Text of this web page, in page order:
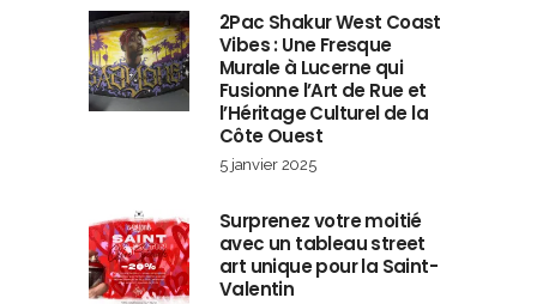
2Pac Shakur West Coast
Vibes : Une Fresque
Murale à Lucerne qui
Fusionne l’Art de Rue et
l’Héritage Culturel de la
Côte Ouest
5 janvier 2025
Surprenez votre moitié
avec un tableau street
art unique pour la Saint-
Valentin